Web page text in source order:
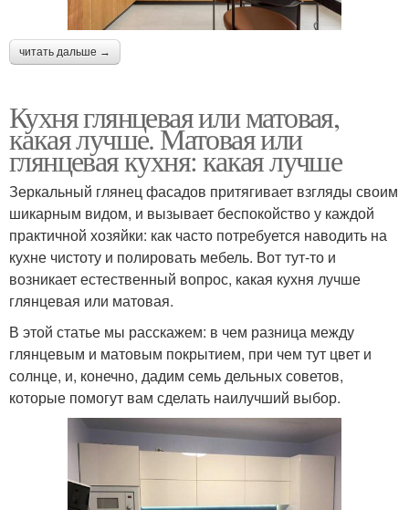
читать дальше →
Кухня глянцевая или матовая,
какая лучше. Матовая или
глянцевая кухня: какая лучше
Зеркальный глянец фасадов притягивает взгляды своим
шикарным видом, и вызывает беспокойство у каждой
практичной хозяйки: как часто потребуется наводить на
кухне чистоту и полировать мебель. Вот тут-то и
возникает естественный вопрос, какая кухня лучше
глянцевая или матовая.
В этой статье мы расскажем: в чем разница между
глянцевым и матовым покрытием, при чем тут цвет и
солнце, и, конечно, дадим семь дельных советов,
которые помогут вам сделать наилучший выбор.